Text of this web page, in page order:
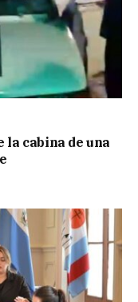
cabina de una